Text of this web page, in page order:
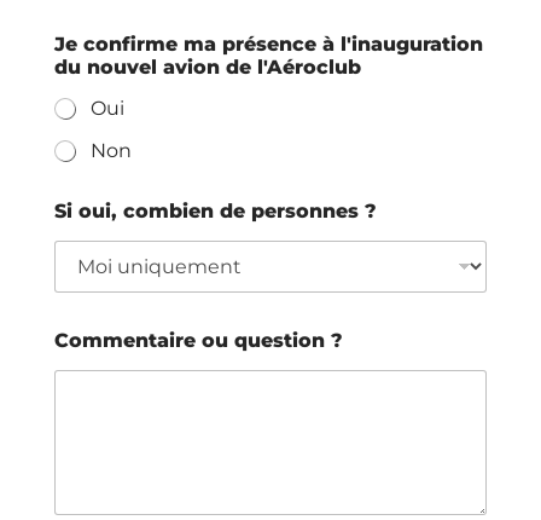
v
i
o
n
*
P
é
Je confirme ma présence à l'inauguration
du nouvel avion de l'Aéroclub
Oui
Non
Si oui, combien de personnes ?
Commentaire ou question ?